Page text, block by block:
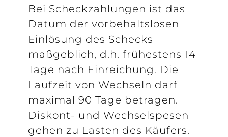
Bei Scheckzahlungen ist das
Datum der vorbehaltslosen
Einlösung des Schecks
maßgeblich, d.h. frühestens 14
Tage nach Einreichung. Die
Laufzeit von Wechseln darf
maximal 90 Tage betragen.
Diskont- und Wechselspesen
gehen zu Lasten des Käufers.